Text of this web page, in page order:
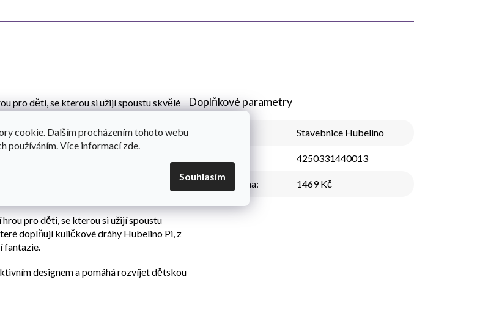
cookie. Dalším procházením tohoto webu
používáním. Více informacízde.
Souhlasím
pro děti, se kterou si užijí spoustu skvělé
kuličkové dráhy Hubelino Pi, z nichž
Vhodné pro děti od 8 let.
4 tunelové adaptery, 1 návod k
pro děti, se kterou si užijí spoustu
doplňují kuličkové dráhy Hubelino Pi, z
fantazie.
designem a pomáhá rozvíjet dětskou
Doplňkové parametry
Stavebnice Hubelino
4250331440013
Nejnižší cena: 1469 Kč